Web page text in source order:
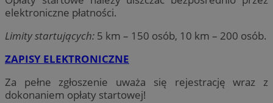
elektroniczne płatności.
Limity startujących: 5 km – 150 osób, 10 km – 200 osób.
ZAPISY ELEKTRONICZNE
Za pełne zgłoszenie uważa się rejestrację wraz z
dokonaniem opłaty startowej!